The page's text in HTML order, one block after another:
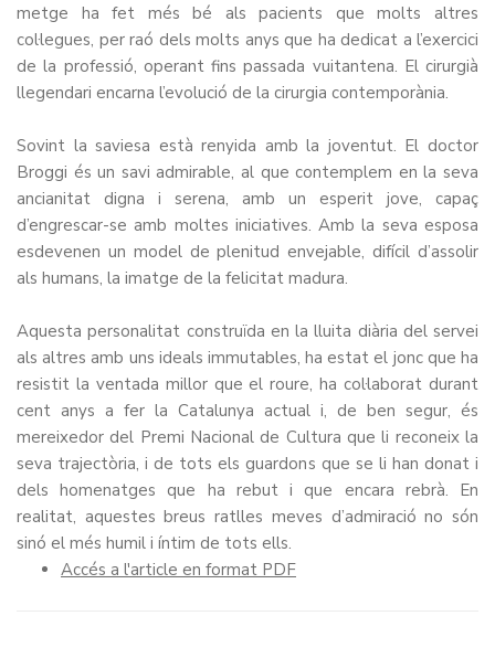
metge ha fet més bé als pacients que molts altres
col·legues, per raó dels molts anys que ha dedicat a l’exercici
de la professió, operant fins passada vuitantena. El cirurgià
llegendari encarna l’evolució de la cirurgia contemporània.
Sovint la saviesa està renyida amb la joventut. El doctor
Broggi és un savi admirable, al que contemplem en la seva
ancianitat digna i serena, amb un esperit jove, capaç
d’engrescar-se amb moltes iniciatives. Amb la seva esposa
esdevenen un model de plenitud envejable, difícil d’assolir
als humans, la imatge de la felicitat madura.
Aquesta personalitat construïda en la lluita diària del servei
als altres amb uns ideals immutables, ha estat el jonc que ha
resistit la ventada millor que el roure, ha col·laborat durant
cent anys a fer la Catalunya actual i, de ben segur, és
mereixedor del Premi Nacional de Cultura que li reconeix la
seva trajectòria, i de tots els guardons que se li han donat i
dels homenatges que ha rebut i que encara rebrà. En
realitat, aquestes breus ratlles meves d’admiració no són
sinó el més humil i íntim de tots ells.
Accés a l'article en format PDF